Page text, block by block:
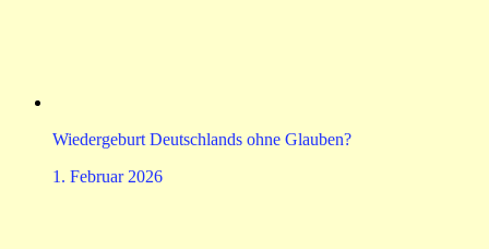
Wiedergeburt Deutschlands ohne Glauben?
1. Februar 2026